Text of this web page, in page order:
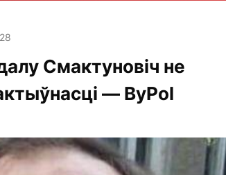
Смактуновіч не
— ByPol